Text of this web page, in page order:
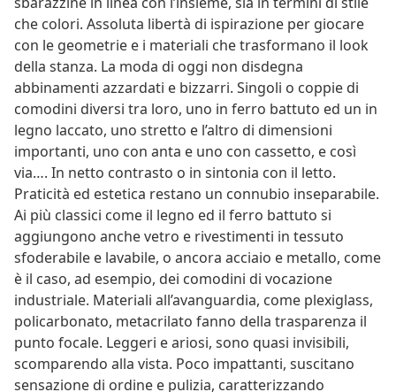
che colori. Assoluta libertà di ispirazione per giocare
con le geometrie e i materiali che trasformano il look
della stanza. La moda di oggi non disdegna
abbinamenti azzardati e bizzarri. Singoli o coppie di
comodini diversi tra loro, uno in ferro battuto ed un in
legno laccato, uno stretto e l’altro di dimensioni
importanti, uno con anta e uno con cassetto, e così
via…. In netto contrasto o in sintonia con il letto.
Praticità ed estetica restano un connubio inseparabile.
Ai più classici come il legno ed il ferro battuto si
aggiungono anche vetro e rivestimenti in tessuto
sfoderabile e lavabile, o ancora acciaio e metallo, come
è il caso, ad esempio, dei comodini di vocazione
industriale. Materiali all’avanguardia, come plexiglass,
policarbonato, metacrilato fanno della trasparenza il
punto focale. Leggeri e ariosi, sono quasi invisibili,
scomparendo alla vista. Poco impattanti, suscitano
sensazione di ordine e pulizia, caratterizzando